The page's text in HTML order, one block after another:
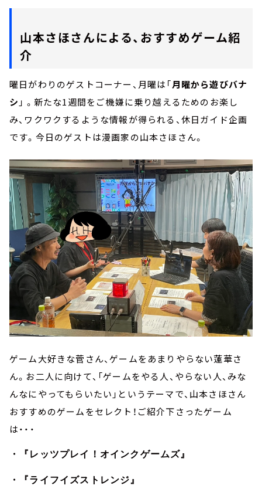
山本さほさんによる、おすすめゲーム紹
介
曜日がわりのゲストコーナー、月曜は「月曜から遊びバナ
シ 」 。新たな1週間をご機嫌に乗り越えるためのお楽し
み、ワクワクするような情報が得られる、休⽇ガイド企画
です。今日のゲストは漫画家の山本さほさん。
ゲーム大好きな菅さん、ゲームをあまりやらない蓮華さ
ん。お二人に向けて、「ゲームをやる人、やらない人、みな
んなにやってもらいたい」というテーマで、山本さほさん
おすすめのゲームをセレクト！ご紹介下さったゲーム
は・・・
・『レッツプレイ！オインクゲームズ』
・『ライフイズストレンジ』